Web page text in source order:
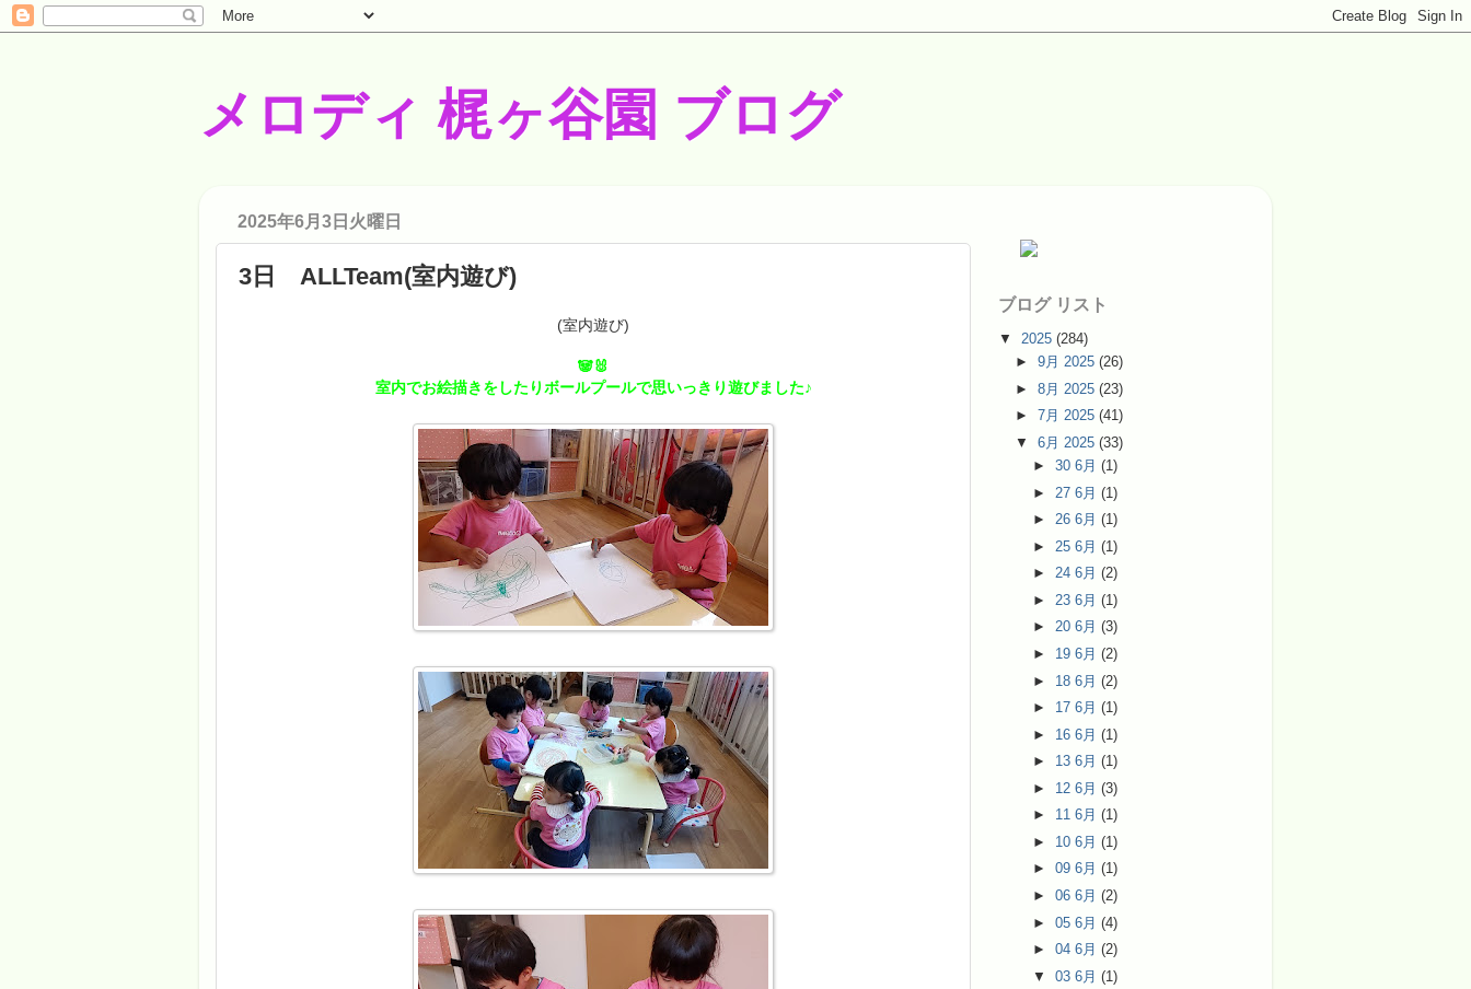
メロディ 梶ヶ谷園 ブログ
2025年6月3日火曜日
3日 ALLTeam(室内遊び)
(室内遊び)
🐼🐰
室内でお絵描きをしたりボールプールで思いっきり遊びました♪
ブログ リスト
▼ 2025 (284)
►9月 2025(26)
►8月 2025(23)
►7月 2025(41)
▼6月 2025(33)
► 30 6月 (1)
► 27 6月 (1)
► 26 6月 (1)
► 25 6月 (1)
► 24 6月 (2)
► 23 6月 (1)
► 20 6月 (3)
► 19 6月 (2)
► 18 6月 (2)
► 17 6月 (1)
► 16 6月 (1)
► 13 6月 (1)
► 12 6月 (3)
► 11 6月 (1)
► 10 6月 (1)
► 09 6月 (1)
► 06 6月 (2)
► 05 6月 (4)
► 04 6月 (2)
▼ 03 6月 (1)